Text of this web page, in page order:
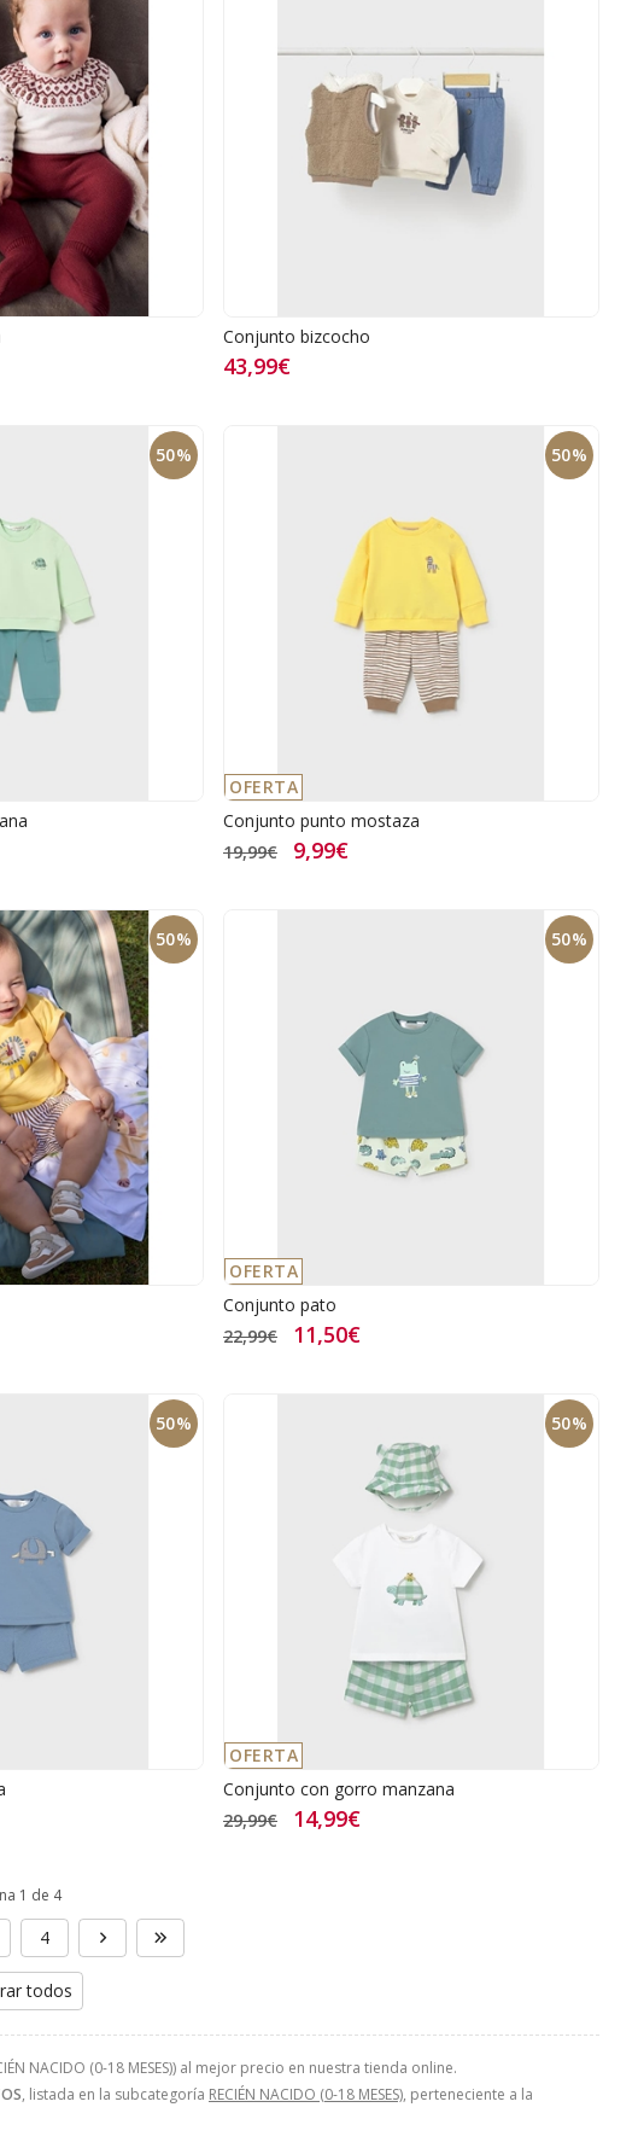
NACIDO (0-18 MESES)) al mejor precio en nuestra tienda online.
, listada en la subcategoría RECIÉN NACIDO (0-18 MESES), perteneciente a la
Conjunto bizcocho
43,99€
50% 50%
OFERTA
Conjunto punto mostaza
19,99€
9,99€
50% 50%
OFERTA
Conjunto pato
22,99€
11,50€
50% 50%
OFERTA
Conjunto con gorro manzana
29,99€
14,99€
1 de 4
4
todos